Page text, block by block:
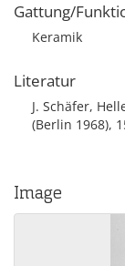
Gattung/
Keramik
Literatur
J. Schäfer,
(Berlin 1968),
Image